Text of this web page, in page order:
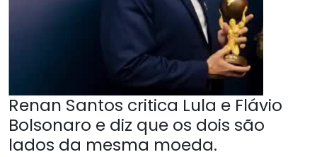
Renan Santos critica Lula e Flávio
Bolsonaro e diz que os dois são
lados da mesma moeda.